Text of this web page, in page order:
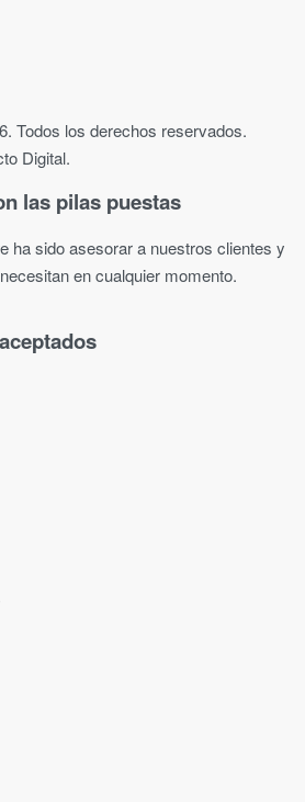
Todos los derechos reservados.
Digital.
las pilas puestas
ha sido asesorar a nuestros clientes y
en cualquier momento.